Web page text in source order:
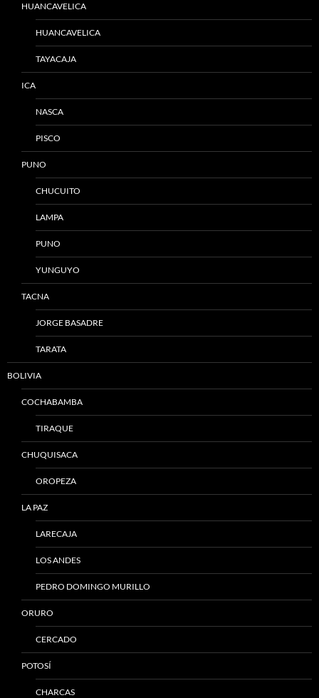
HUANCAVELICA
HUANCAVELICA
TAYACAJA
ICA
NASCA
PISCO
PUNO
CHUCUITO
LAMPA
PUNO
YUNGUYO
TACNA
JORGE BASADRE
TARATA
BOLIVIA
COCHABAMBA
TIRAQUE
CHUQUISACA
OROPEZA
LA PAZ
LARECAJA
LOS ANDES
PEDRO DOMINGO MURILLO
ORURO
CERCADO
POTOSÍ
CHARCAS